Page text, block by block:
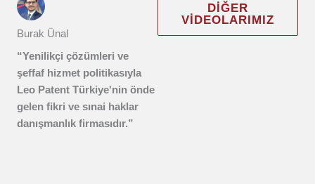
Burak Ünal
“Yenilikçi çözümleri ve
şeffaf hizmet politikasıyla
Leo Patent Türkiye'nin önde
gelen fikri ve sınai haklar
danışmanlık firmasıdır.”
DIĞER
VIDEOLARIMIZ